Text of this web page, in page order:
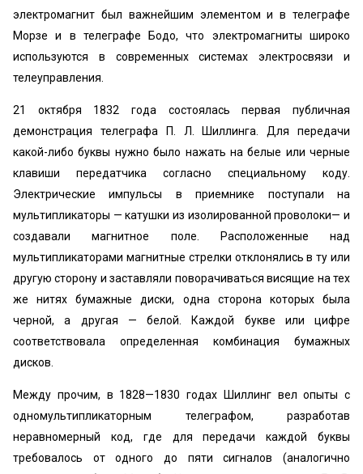
электромагнит был важнейшим элементом и в телеграфе
Морзе и в телеграфе Бодо, что электромагниты широко
используются в современных системах электросвязи и
телеуправления.
21 октября 1832 года состоялась первая публичная
демонстрация телеграфа П. Л. Шиллинга. Для передачи
какой-либо буквы нужно было нажать на белые или черные
клавиши передатчика согласно специальному коду.
Электрические импульсы в приемнике поступали на
мультипликаторы — катушки из изолированной проволоки— и
создавали магнитное поле. Расположенные над
мультипликаторами магнитные стрелки отклонялись в ту или
другую сторону и заставляли поворачиваться висящие на тех
же нитях бумажные диски, одна сторона которых была
черной, а другая — белой. Каждой букве или цифре
соответствовала определенная комбинация бумажных
дисков.
Между прочим, в 1828—1830 годах Шиллинг вел опыты с
одномультипликаторным телеграфом, разработав
неравномерный код, где для передачи каждой буквы
требовалось от одного до пяти сигналов (аналогично